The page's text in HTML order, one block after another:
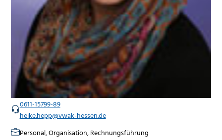
0611-15799-89
heike.hepp@vwak-hessen.de
Personal, Organisation, Rechnungsführung